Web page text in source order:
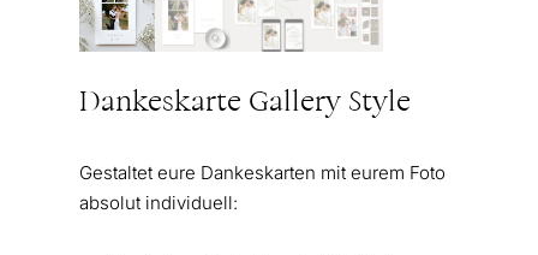
Dankeskarte Gallery Style
Gestaltet eure Dankeskarten mit eurem Foto
absolut individuell: